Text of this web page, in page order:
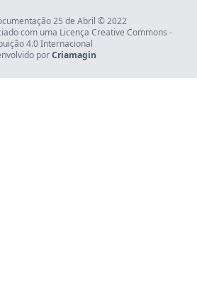
25 de Abril © 2022
com uma Licença Creative Commons -
4.0 Internacional
por Criamagin